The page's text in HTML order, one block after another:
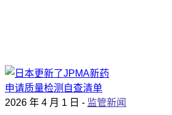
2026 年 4 月 1 日 - 监管新闻